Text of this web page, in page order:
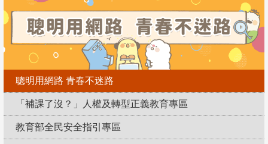
聰明用網路 青春不迷路
「補課了沒？」人權及轉型正義教育專區
教育部全民安全指引專區